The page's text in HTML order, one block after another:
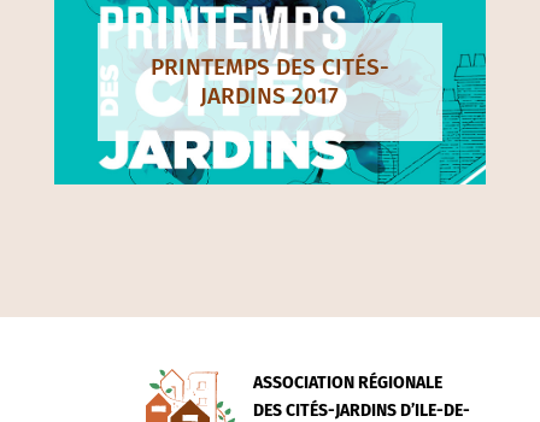
PRINTEMPS DES CITÉS-
JARDINS 2017
ASSOCIATION RÉGIONALE
DES CITÉS-JARDINS D’ILE-DE-